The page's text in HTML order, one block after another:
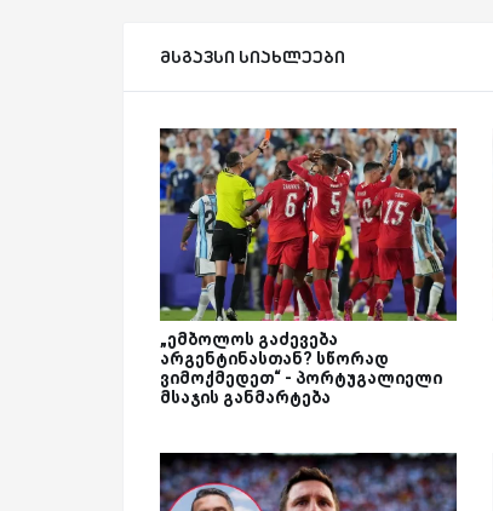
მსგავსი სიახლეები
„ემბოლოს გაძევება
არგენტინასთან? სწორად
ვიმოქმედეთ“ - პორტუგალიელი
მსაჯის განმარტება